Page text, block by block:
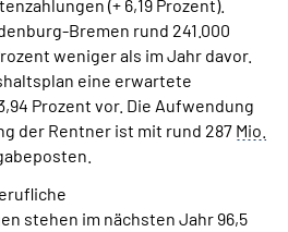
(+ 6,19 Prozent).
Bremen rund 241.000
weniger als im Jahr davor.
eine erwartete
Prozent vor. Die Aufwendung
der Rentner ist mit rund 287 Mio.
stehen im nächsten Jahr 96,5